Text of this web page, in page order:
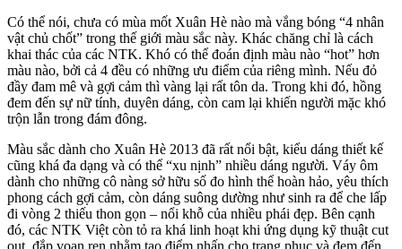
Có thể nói, chưa có mùa mốt Xuân Hè nào mà vắng bóng “4 nhân
vật chủ chốt” trong thế giới màu sắc này. Khác chăng chỉ là cách
khai thác của các NTK. Khó có thể đoán định màu nào “hot” hơn
màu nào, bởi cả 4 đều có những ưu điểm của riêng mình. Nếu đỏ
đầy đam mê và gợi cảm thì vàng lại rất tôn da. Trong khi đó, hồng
đem đến sự nữ tính, duyên dáng, còn cam lại khiến người mặc khó
trộn lẫn trong đám đông.
Màu sắc dành cho Xuân Hè 2013 đã rất nổi bật, kiểu dáng thiết kế
cũng khá đa dạng và có thể “xu nịnh” nhiều dáng người. Váy ôm
dành cho những cô nàng sở hữu số đo hình thể hoàn hảo, yêu thích
phong cách gợi cảm, còn dáng suông dường như sinh ra để che lấp
đi vòng 2 thiếu thon gọn – nổi khỗ của nhiều phái đẹp. Bên cạnh
đó, các NTK Việt còn tỏ ra khá linh hoạt khi ứng dụng kỹ thuật cut
out, đắp voan ren nhằm tạo điểm nhấn cho trang phục và đem đến